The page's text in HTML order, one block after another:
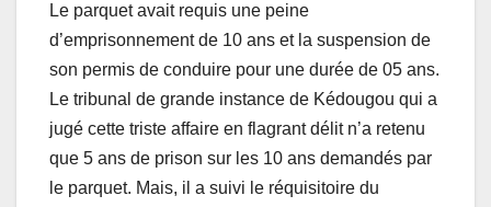
Le parquet avait requis une peine
d’emprisonnement de 10 ans et la suspension de
son permis de conduire pour une durée de 05 ans.
Le tribunal de grande instance de Kédougou qui a
jugé cette triste affaire en flagrant délit n’a retenu
que 5 ans de prison sur les 10 ans demandés par
le parquet. Mais, il a suivi le réquisitoire du